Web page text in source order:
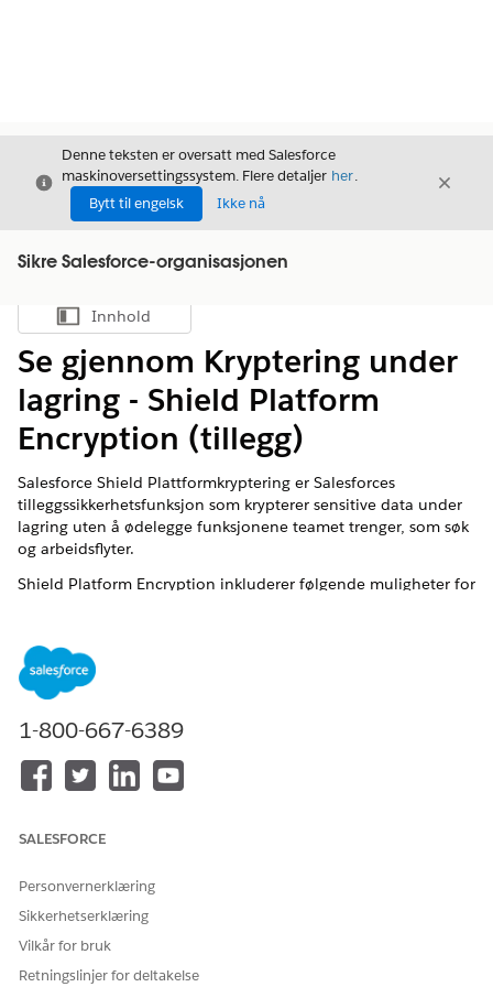
Avslutt
Denne teksten er oversatt med Salesforce
maskinoversettingssystem. Flere detaljer her.
Bytt til engelsk
Ikke nå
Avslutt
Sikre Salesforce-organisasjonen
Vis innholdsfortegnelse
Innhold
Se gjennom Kryptering under
lagring - Shield Platform
Encryption (tillegg)
Salesforce Shield Plattformkryptering er Salesforces
tilleggssikkerhetsfunksjon som krypterer sensitive data under
lagring uten å ødelegge funksjonene teamet trenger, som søk
og arbeidsflyter.
Shield Platform Encryption inkluderer følgende muligheter for
avansert kryptering med 256-biters nøkler.
Fleksibel nøkkelbehandling:
livssykluser.
Ta med din egen nøkkel (BYOK): Du genererer og
behandler dine egne leietagerhemmeligheter utenfor
eget eksterne nøkkelbehandlingssystem (KMS) og blir
nødvendig, og kommer aldri på disken.
Sannsynlighetsskjema
Deterministisk skjema
1-800-667-6389
SALESFORCE
Personvernerklæring
Sikkerhetserklæring
Vilkår for bruk
Retningslinjer for deltakelse